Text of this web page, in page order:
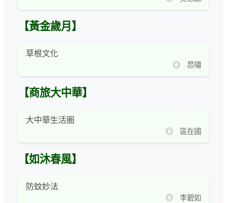
【黃金歲月】
草根文化
◎ 昂嘯
【商旅大中華】
大中華生活圈
◎ 區在國
【如沐春風】
防蚊妙法
◎ 李碧如